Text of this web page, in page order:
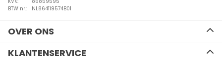
BTW nr.:
NL864119574B01
OVER ONS
Ons team
Advies
KLANTENSERVICE